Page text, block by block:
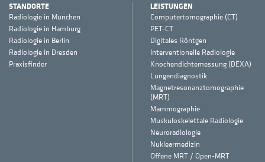
STANDORTE
Radiologie in München
Radiologie in Hamburg
Radiologie in Berlin
Radiologie in Dresden
Praxisfinder
LEISTUNGEN
Computertomographie (CT)
PET-CT
Digitales Röntgen
Interventionelle Radiologie
Knochendichtemessung (DEXA)
Lungendiagnostik
Magnetresonanztomographie
(MRT)
Mammographie
Muskuloskelettale Radiologie
Neuroradiologie
Nuklearmedizin
Offene MRT / Open-MRT